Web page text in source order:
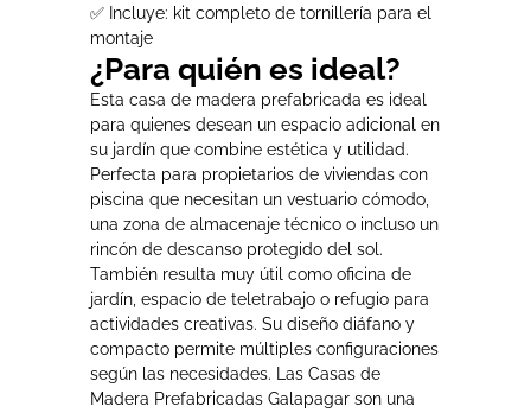
✅ Incluye: kit completo de tornillería para el
montaje
¿Para quién es ideal?
Esta casa de madera prefabricada es ideal
para quienes desean un espacio adicional en
su jardín que combine estética y utilidad.
Perfecta para propietarios de viviendas con
piscina que necesitan un vestuario cómodo,
una zona de almacenaje técnico o incluso un
rincón de descanso protegido del sol.
También resulta muy útil como oficina de
jardín, espacio de teletrabajo o refugio para
actividades creativas. Su diseño diáfano y
compacto permite múltiples configuraciones
según las necesidades. Las Casas de
Madera Prefabricadas Galapagar son una